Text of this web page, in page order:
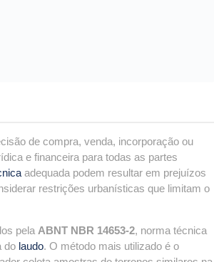
de compra, venda, incorporação ou
e financeira para todas as partes
adequada podem resultar em prejuízos
restrições urbanísticas que limitam o
pela ABNT NBR 14653-2, norma técnica
do laudo. O método mais utilizado é o